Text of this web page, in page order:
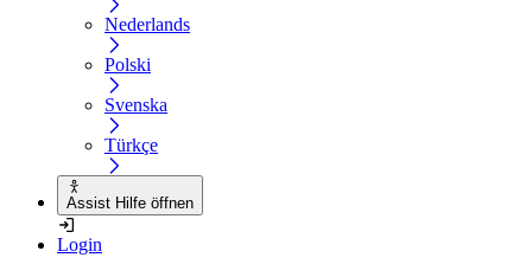
Nederlands
Polski
Svenska
Türkçe
Assist Hilfe öffnen
Login